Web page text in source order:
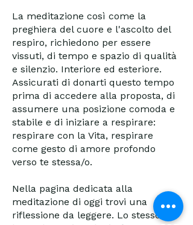
La meditazione così come la
preghiera del cuore e l'ascolto del
respiro, richiedono per essere
vissuti, di tempo e spazio di qualità
e silenzio. Interiore ed esteriore.
Assicurati di donarti questo tempo
prima di accedere alla proposta, di
assumere una posizione comoda e
stabile e di iniziare a respirare:
respirare con la Vita, respirare
come gesto di amore profondo
verso te stessa/o.
Nella pagina dedicata alla
meditazione di oggi trovi una
riflessione da leggere. Lo stesso